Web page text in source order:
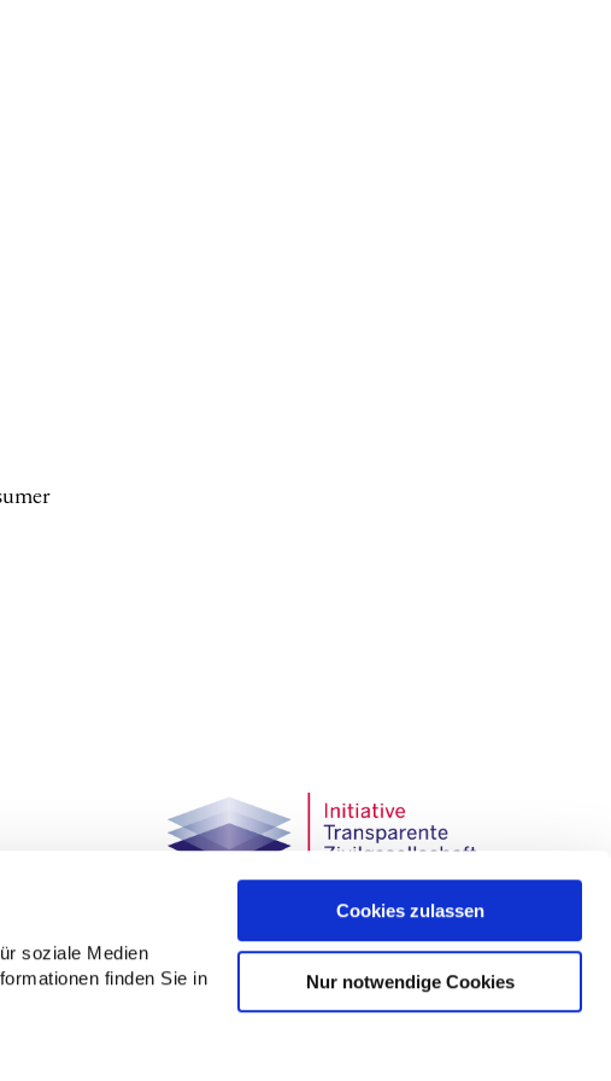
soziale Medien
finden Sie in
Cookies zulassen
Nur notwendige Cookies
CLAIM – Alliance Against Islamo­phobia and Anti-Muslim Hate